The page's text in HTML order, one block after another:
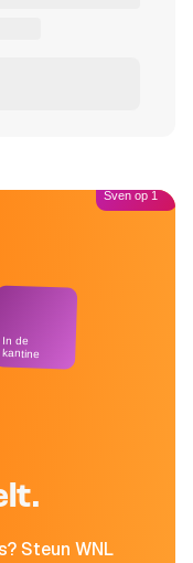
Steun WNL
In de
kantine
Sven op 1